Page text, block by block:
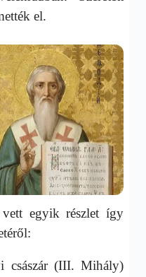
el.
egyik részlet így
császár (III. Mihály)